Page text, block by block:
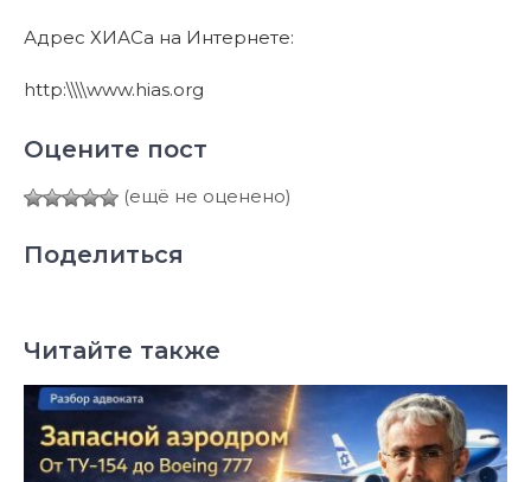
Адрес ХИАСа на Интернете:
http:\\\\www.hias.org
Оцените пост
(ещё не оценено)
Поделиться
Читайте также